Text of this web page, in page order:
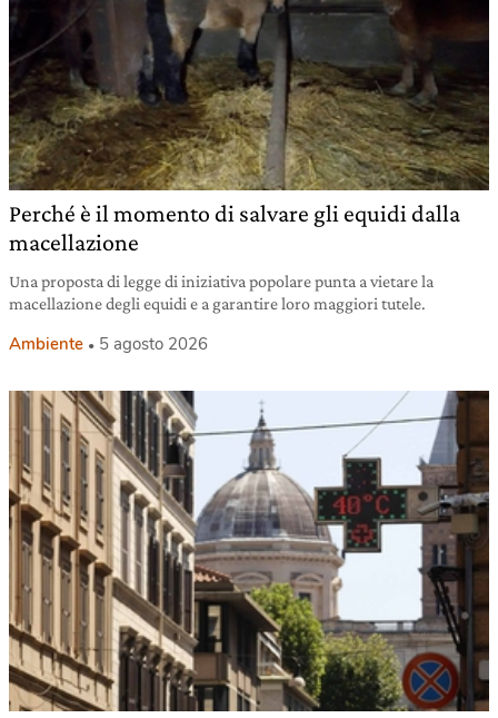
Perché è il momento di salvare gli equidi dalla
macellazione
Una proposta di legge di iniziativa popolare punta a vietare la
macellazione degli equidi e a garantire loro maggiori tutele.
Ambiente 5 agosto 2026